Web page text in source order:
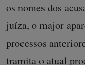
os nomes dos
juíza, o major
processos
tramita o atual